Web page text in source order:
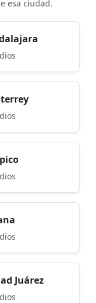
esa ciudad.
Juárez